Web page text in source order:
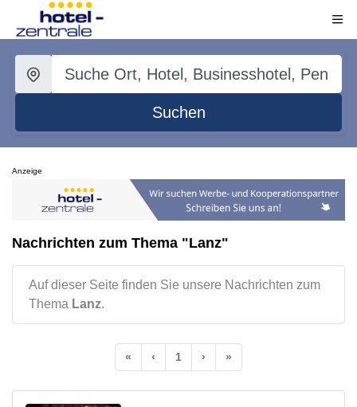
Suchen
Anzeige
Nachrichten zum Thema "Lanz"
Auf dieser Seite finden Sie unsere Nachrichten zum
Thema Lanz.
« ‹ 1 › »